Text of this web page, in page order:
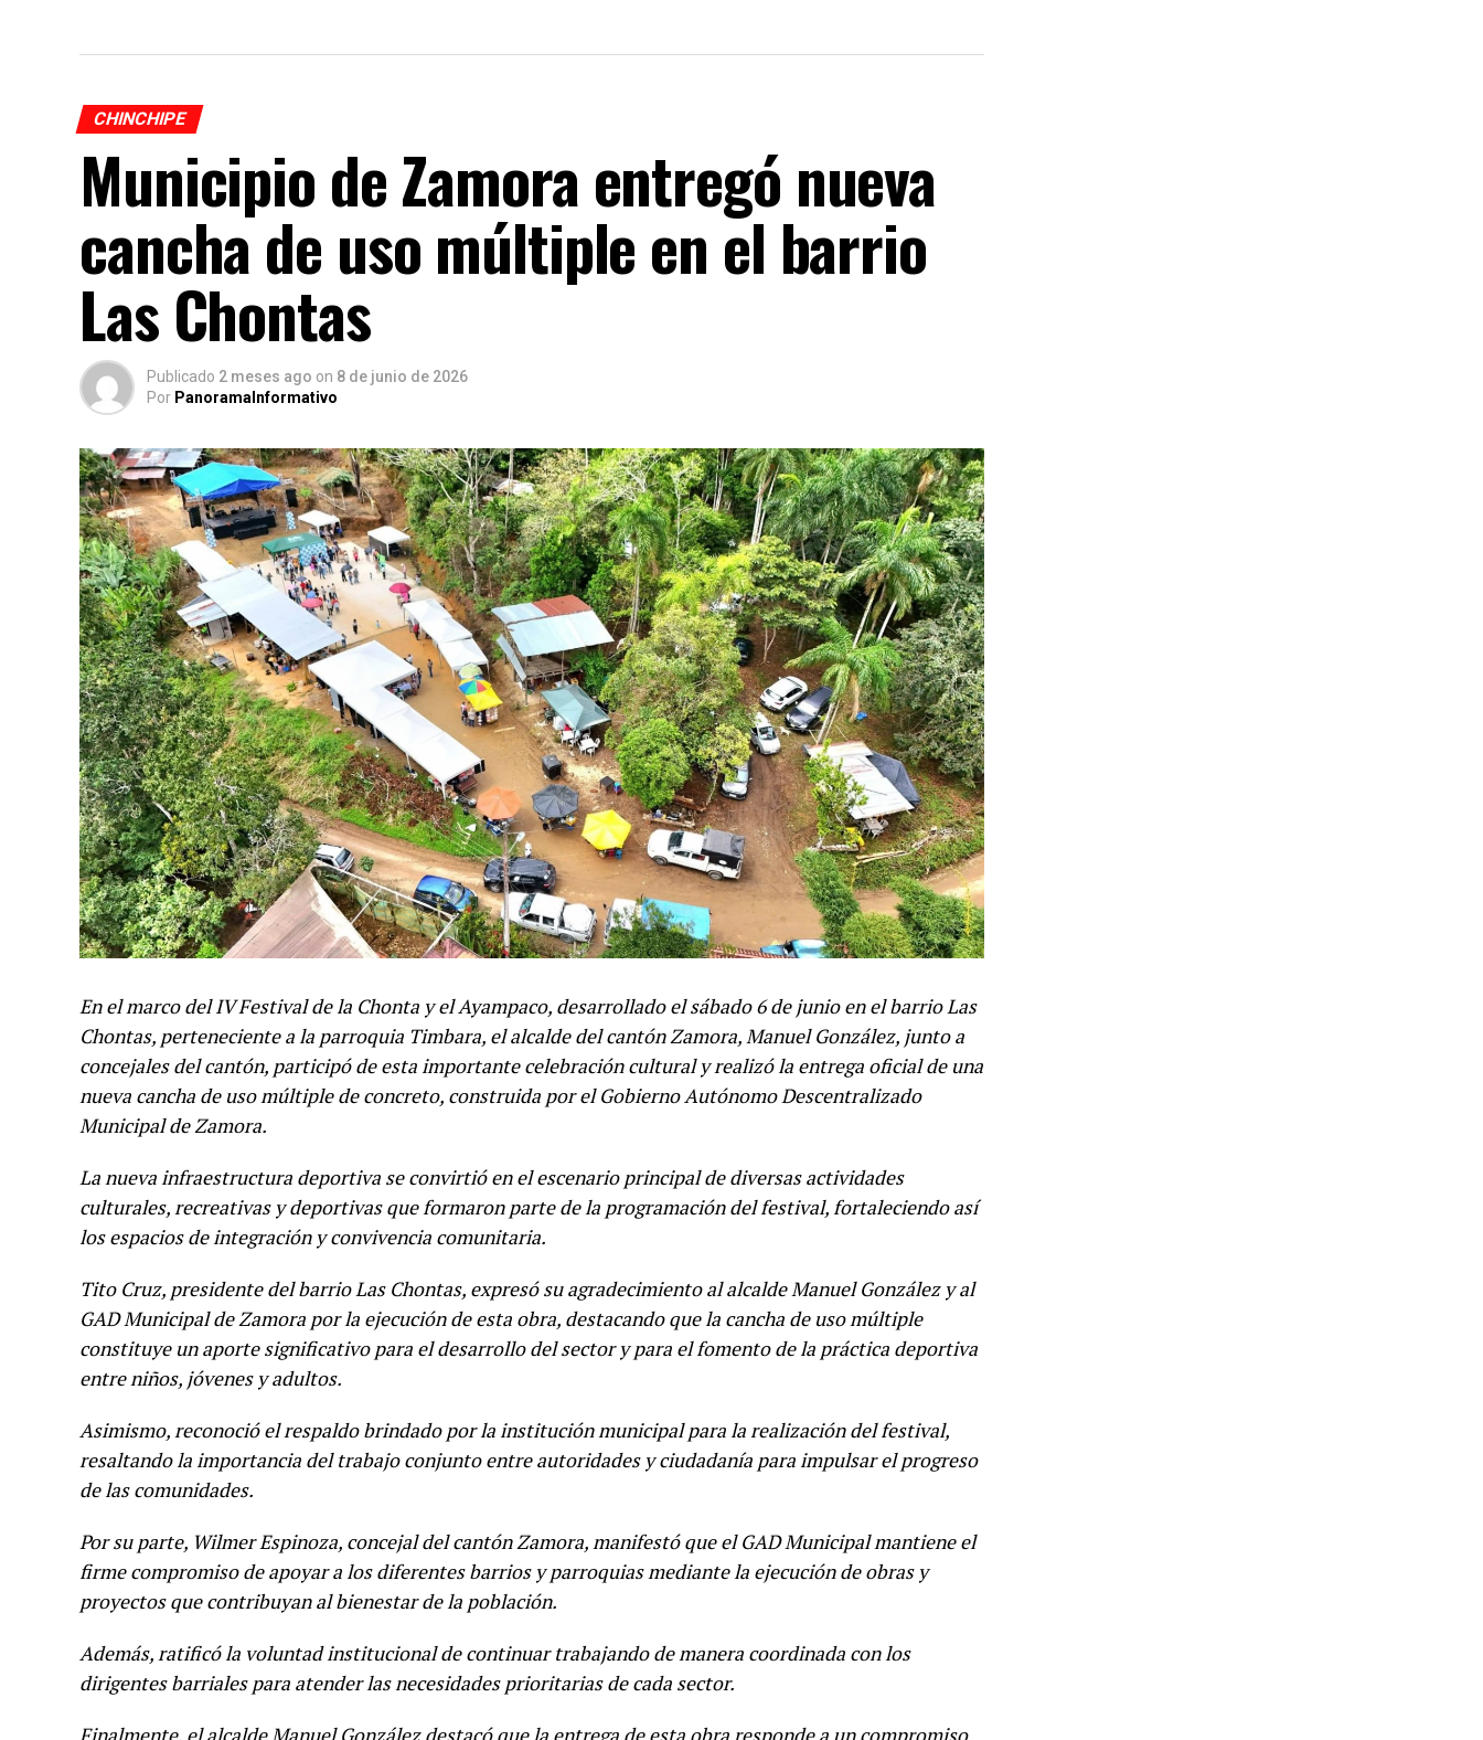
CHINCHIPE
Municipio de Zamora entregó nueva
cancha de uso múltiple en el barrio
Las Chontas
Publicado 2 meses ago on 8 de junio de 2026
Por PanoramaInformativo
En el marco del IV Festival de la Chonta y el Ayampaco, desarrollado el sábado 6 de junio en el barrio Las
Chontas, perteneciente a la parroquia Timbara, el alcalde del cantón Zamora, Manuel González, junto a
concejales del cantón, participó de esta importante celebración cultural y realizó la entrega oficial de una
nueva cancha de uso múltiple de concreto, construida por el Gobierno Autónomo Descentralizado
Municipal de Zamora.
La nueva infraestructura deportiva se convirtió en el escenario principal de diversas actividades
culturales, recreativas y deportivas que formaron parte de la programación del festival, fortaleciendo así
los espacios de integración y convivencia comunitaria.
Tito Cruz, presidente del barrio Las Chontas, expresó su agradecimiento al alcalde Manuel González y al
GAD Municipal de Zamora por la ejecución de esta obra, destacando que la cancha de uso múltiple
constituye un aporte significativo para el desarrollo del sector y para el fomento de la práctica deportiva
entre niños, jóvenes y adultos.
Asimismo, reconoció el respaldo brindado por la institución municipal para la realización del festival,
resaltando la importancia del trabajo conjunto entre autoridades y ciudadanía para impulsar el progreso
de las comunidades.
Por su parte, Wilmer Espinoza, concejal del cantón Zamora, manifestó que el GAD Municipal mantiene el
firme compromiso de apoyar a los diferentes barrios y parroquias mediante la ejecución de obras y
proyectos que contribuyan al bienestar de la población.
Además, ratificó la voluntad institucional de continuar trabajando de manera coordinada con los
dirigentes barriales para atender las necesidades prioritarias de cada sector.
Finalmente, el alcalde Manuel González destacó que la entrega de esta obra responde a un compromiso